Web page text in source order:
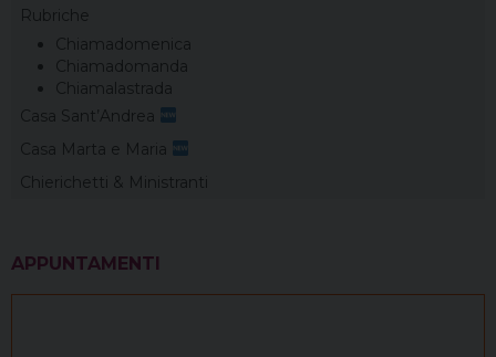
Rubriche
Chiamadomenica
Chiamadomanda
Chiamalastrada
Casa Sant’Andrea
Casa Marta e Maria
Chierichetti & Ministranti
APPUNTAMENTI